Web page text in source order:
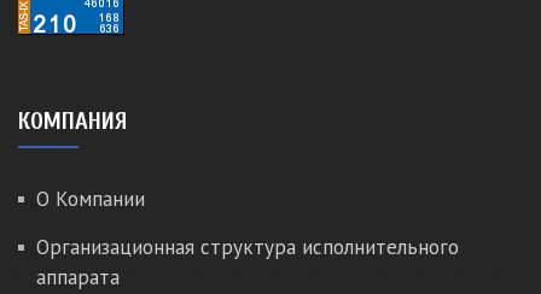
КОМПАНИЯ
О Компании
Организационная структура исполнительного
аппарата